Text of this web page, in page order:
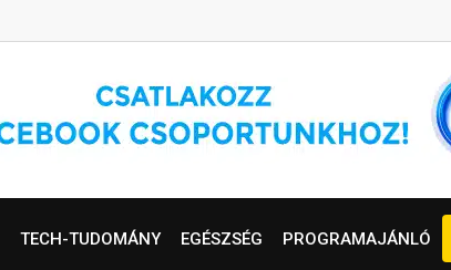
TECH-TUDOMÁNY EGÉSZSÉG PROGRAMAJÁNLÓ